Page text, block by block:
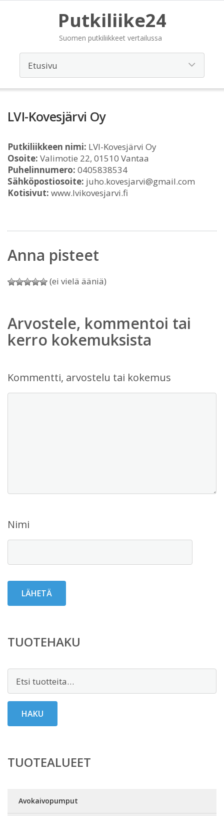
Putkiliike24
Suomen putkiliikkeet vertailussa
LVI-Kovesjärvi Oy
Putkiliikkeen nimi: LVI-Kovesjärvi Oy
Osoite: Valimotie 22, 01510 Vantaa
Puhelinnumero: 0405838534
Sähköpostiosoite: juho.kovesjarvi@gmail.com
Kotisivut: www.lvikovesjarvi.fi
Anna pisteet
(ei vielä ääniä)
Arvostele, kommentoi tai
kerro kokemuksista
Kommentti, arvostelu tai kokemus
Nimi
TUOTEHAKU
HAKU
TUOTEALUEET
Avokaivopumput